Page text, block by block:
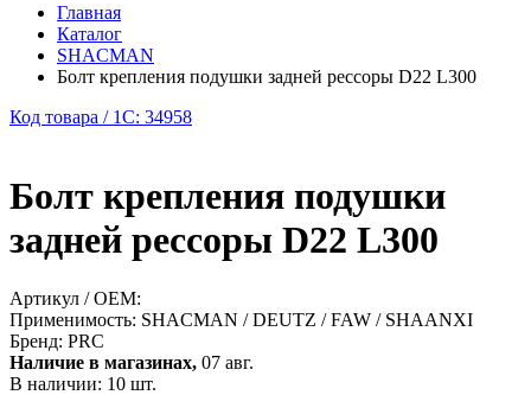
Главная
Каталог
SHACMAN
Болт крепления подушки задней рессоры D22 L300
Код товара / 1C: 34958
Болт крепления подушки
задней рессоры D22 L300
Артикул / OEM:
Применимость: SHACMAN / DEUTZ / FAW / SHAANXI
Бренд: PRC
Наличие в магазинах, 07 авг.
В наличии: 10 шт.